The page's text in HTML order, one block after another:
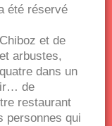
été réservé
et de
arbustes,
dans un
de
restaurant
personnes qui